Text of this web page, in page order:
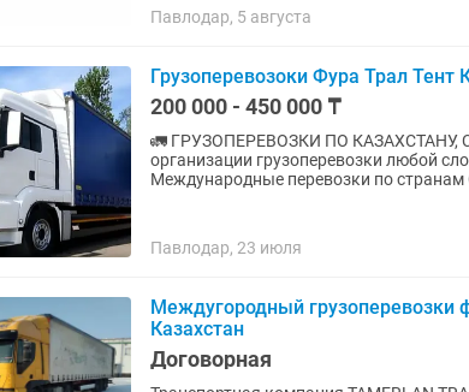
Павлодар, 5 августа
Грузоперевозоки Фура Трал
200 000 - 450 000 ₸
🚛 ГРУЗОПЕРЕВОЗКИ ПО КАЗАХСТАНУ, СНГ, КИТАЮ И
организации грузоперевозки любой сложности. ✅ Перевозки по
Международные перевозки по странам
Павлодар, 23 июля
Междугородный грузоперевозки
Казахстан
Договорная